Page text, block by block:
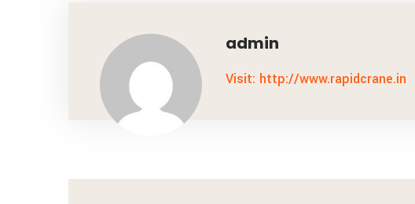
admin
Visit: http://www.rapidcrane.in